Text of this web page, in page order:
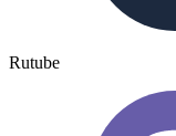
Rutube